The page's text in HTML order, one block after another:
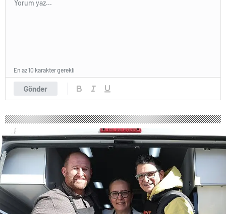
Gönder
En az 10 karakter gerekli